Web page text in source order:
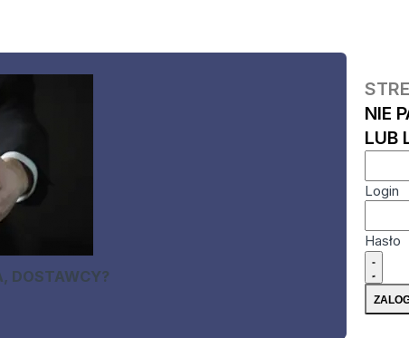
DOSTAWCY?
NIE
LUB
Login
Hasło